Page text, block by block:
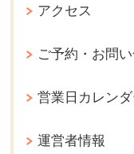
アクセス
ご予約・お問
営業日カレン
運営者情報